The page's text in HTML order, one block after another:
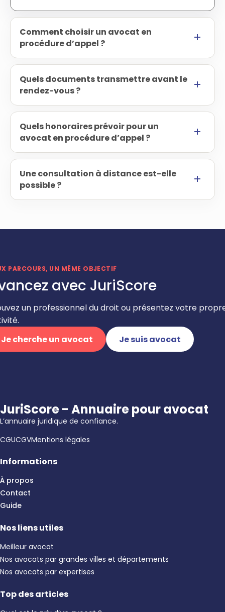
Comment choisir un avocat en
procédure d’appel ?
Quels documents transmettre avant le
rendez-vous ?
Quels honoraires prévoir pour un
avocat en procédure d’appel ?
Une consultation à distance est-elle
possible ?
PARCOURS, UN MÊME OBJECTIF
avec JuriScore
un professionnel du droit ou présentez votre
Je cherche un avocat
Je suis avocat
JuriScore - Annuaire pour avocat
L’annuaire juridique de confiance.
CGUCGVMentions légales
Informations
À propos
Contact
Guide
Nos liens utiles
Meilleur avocat
Nos avocats par grandes villes et départements
Nos avocats par expertises
Top des articles